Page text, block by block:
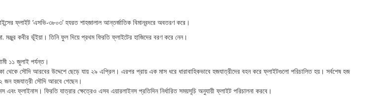
ফ্লাইট ‘এসভি-৩৮০৩’ হযরত শাহজালাল আন্তর্জাতিক বিমানবন্দরে অবতরণ করে।
মঞ্জুর কবীর ভূঁইয়া। তিনি ফুল দিয়ে প্রথম ফিরতি ফ্লাইটের হাজিদের বরণ করে নেন।
১১ জুলাই পর্যন্ত।
সৌদি আরবের উদ্দেশে ছেড়ে যায় ২৯ এপ্রিল। এরপর প্রায় এক মাস ধরে ধারাবাহিকভাবে হজযাত্রীদের বহন করে ফ্লাইটগুলো পরিচালিত হয়। সর্বশেষ হজ
জন হজযাত্রী সৌদি আরবে গেছেন।
ফ্লাইনাস। ফিরতি যাত্রার ক্ষেত্রেও এসব এয়ারলাইনস প্রতিদিন নির্ধারিত সময়সূচি অনুযায়ী ফ্লাইট পরিচালনা করবে।